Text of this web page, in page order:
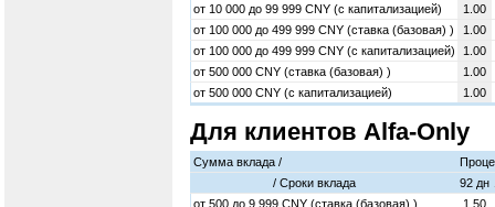
от 10 000 до 99 999 CNY (c капитализацией)
1.00
от 100 000 до 499 999 CNY (ставка (базовая) )
1.00
от 100 000 до 499 999 CNY (c капитализацией)
1.00
от 500 000 CNY (ставка (базовая) )
1.00
от 500 000 CNY (c капитализацией) 1.00
Для клиентов Alfa-Only
Сумма вклада /
/ Cроки вклада
92 дн
от 500 до 9 999 CNY (ставка (базовая) )
1.50